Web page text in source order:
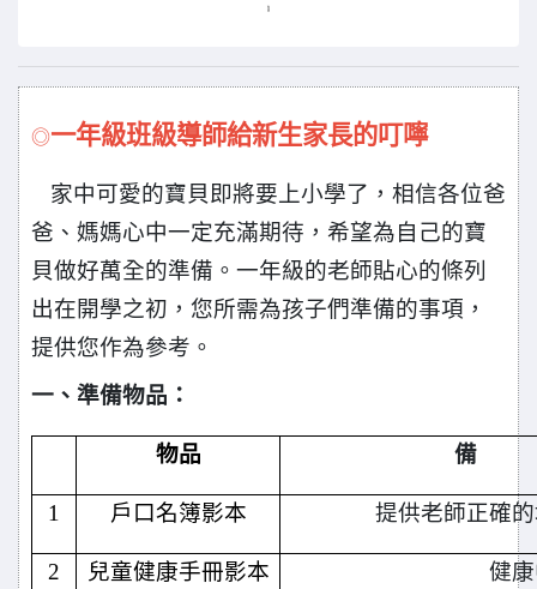
◎一年級班級導師給新生家長的叮嚀
家中可愛的寶貝即將要上小學了，相信各位爸
爸、媽媽心中一定充滿期待，希望為自己的寶
貝做好萬全的準備。一年級的老師貼心的條列
出在開學之初，您所需為孩子們準備的事項，
提供您作為參考。
一、 準備物品：
物品
1 戶口名簿影本 提供老師正確
2 兒童健康手冊影本 健